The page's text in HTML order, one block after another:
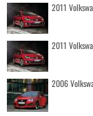
2011
2011
2006